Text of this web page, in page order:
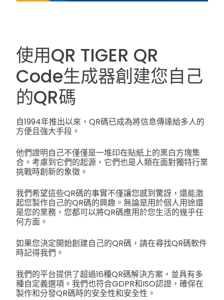
使用QR TIGER QR
Code生成器創建您自己
的QR碼
自1994年推出以來，QR碼已成為將信息傳達給多人的
方便且強大手段。
他們證明自己不僅僅是一堆印在貼紙上的黑白方塊集
合。考慮到它們的起源，它們也是人類在面對獨特行業
挑戰時創新的象徵。
我們希望這些QR碼的事實不僅讓您感到驚訝，還能激
起您製作自己的QR碼的興趣。無論是用於個人用途還
是您的業務，您都可以將QR碼應用於您生活的幾乎任
何方面。
如果您決定開始創建自己的QR碼，請在尋找QR碼軟件
時記得我們。
我們的平台提供了超過16種QR碼解決方案，並具有多
種自定義選項。我們也符合GDPR和ISO認證，確保在
製作和分發QR碼時的安全性和安全性。